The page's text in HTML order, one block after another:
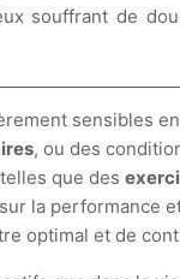
souffrant de
sensibles
, ou des
que des
la performance
optimal et de